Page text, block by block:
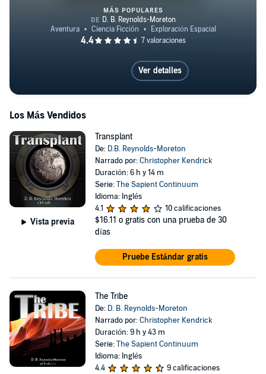
The Seed Garden
MÁS POPULARES
Ver detalles
Los Más Vendidos
Vista previa
Transplant
De: D.B. Reynolds-Moreton
Narrado por:Christopher Kendrick
Duración: 6 h y 14 m
Serie:The Sapient Continuum
Idioma: Inglés
4.1
10 calificaciones
$16.11 o gratis con una prueba de 30
días
Pruebe Estándar gratis
The Tribe
De: D. B. Reynolds-Moreton
Narrado por:Christopher Kendrick
Duración: 9 h y 43 m
Serie:The Sapient Continuum
Idioma: Inglés
4.4
9 calificaciones